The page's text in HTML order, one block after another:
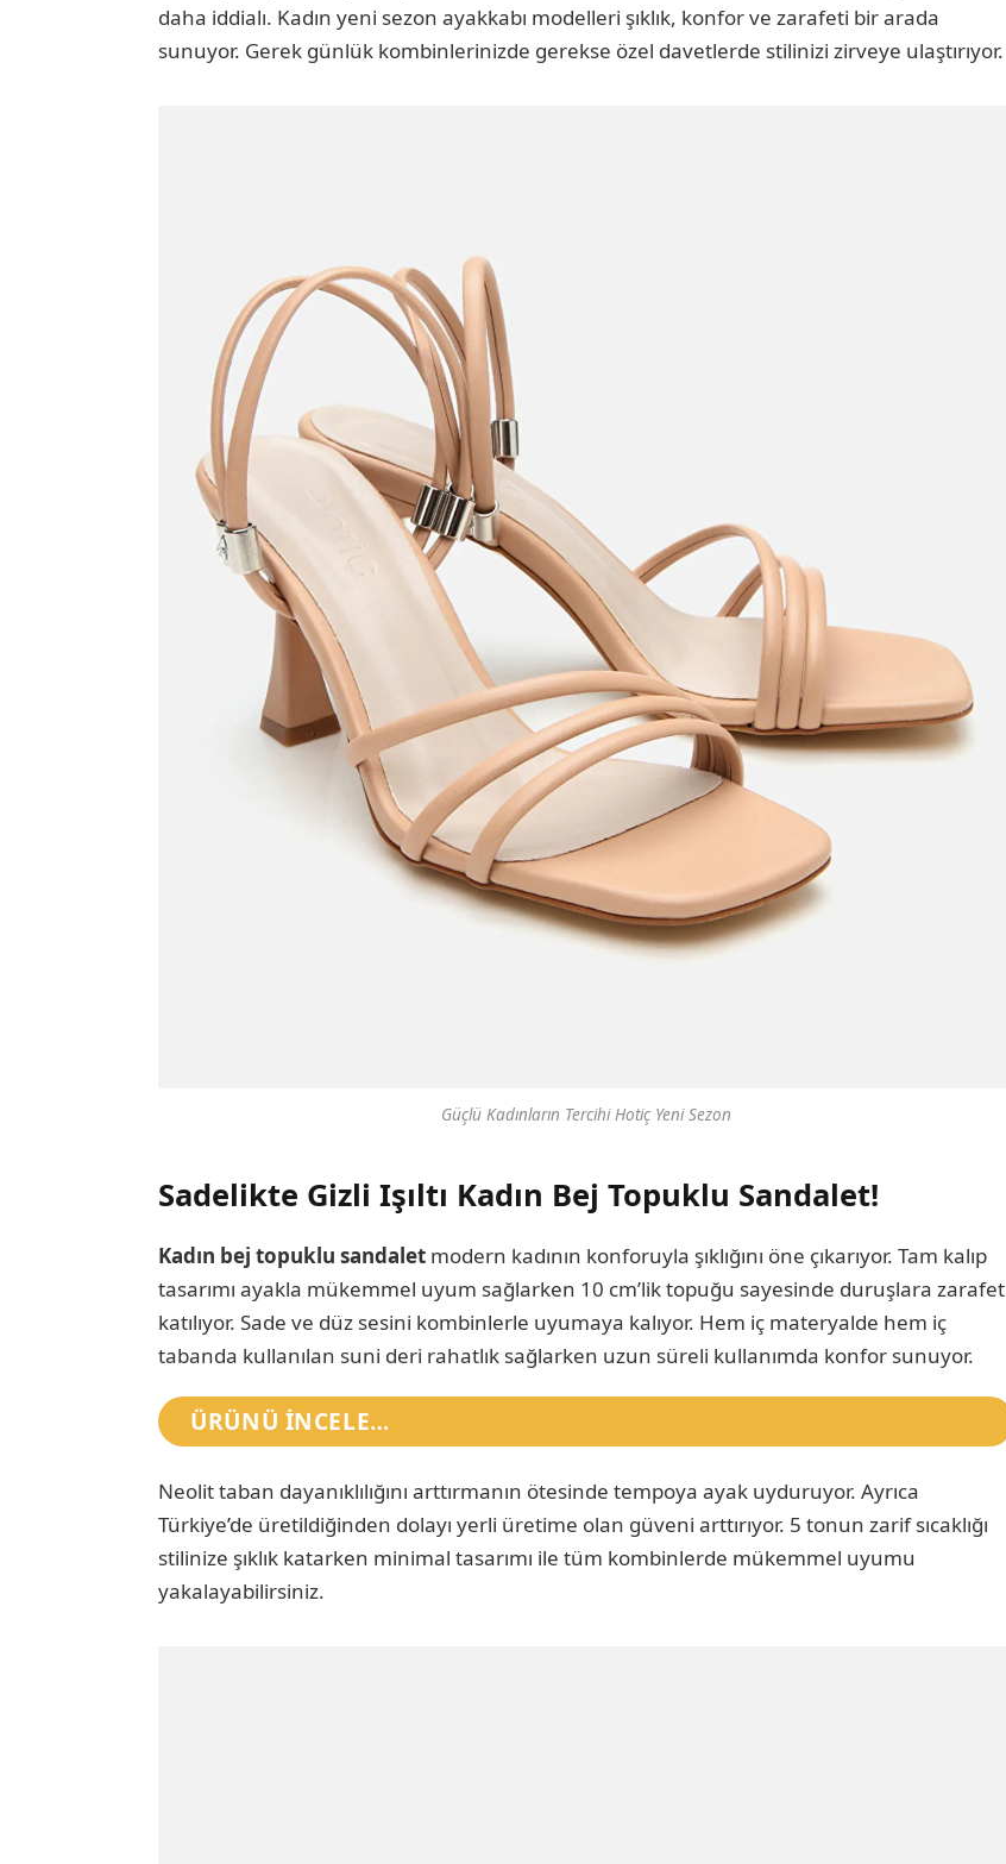
daha iddialı. Kadın yeni sezon ayakkabı modelleri şıklık, konfor ve zarafeti bir arada
sunuyor. Gerek günlük kombinlerinizde gerekse özel davetlerde stilinizi zirveye ulaştırıyor.
Güçlü Kadınların Tercihi Hotiç Yeni Sezon
Sadelikte Gizli Işıltı Kadın Bej Topuklu Sandalet!
Kadın bej topuklu sandaletmodern kadının konforuyla şıklığını öne çıkarıyor. Tam kalıp
tasarımı ayakla mükemmel uyum sağlarken 10 cm’lik topuğu sayesinde duruşlara zarafet
katılıyor. Sade ve düz sesini kombinlerle uyumaya kalıyor. Hem iç materyalde hem iç
tabanda kullanılan suni deri rahatlık sağlarken uzun süreli kullanımda konfor sunuyor.
ÜRÜNÜ INCELE…
Neolit taban dayanıklılığını arttırmanın ötesinde tempoya ayak uyduruyor. Ayrıca
Türkiye’de üretildiğinden dolayı yerli üretime olan güveni arttırıyor. 5 tonun zarif sıcaklığı
stilinize şıklık katarken minimal tasarımı ile tüm kombinlerde mükemmel uyumu
yakalayabilirsiniz.